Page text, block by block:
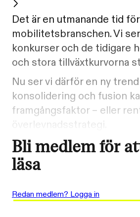
Det är en utmanande tid för
mobilitetsbranschen. Vi
konkurser och de tidigare
och stora tillväxtkurvorna
Nu ser vi därför en ny
konsolidering och fusion
framgångsfaktor – eller
överlevnadsstrategi.
Bli medlem för
läsa
Redan medlem? Logga in